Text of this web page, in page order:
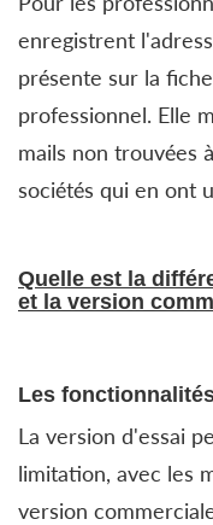
enregistrent
présente sur la
professionnel. Elle
mails non trouvées
sociétés qui en ont
Quelle est la
et la version
Les
La version d'essai
limitation, avec les
version